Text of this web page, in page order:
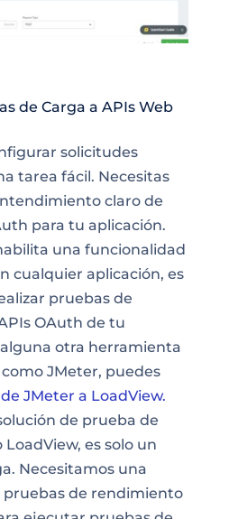
de Carga a APIs Web
solicitudes
tarea fácil. Necesitas
claro de
para tu aplicación.
una funcionalidad
cualquier aplicación, es
pruebas de
OAuth de tu
alguna otra herramienta
JMeter, puedes
JMeter a LoadView.
de prueba de
es solo un
Necesitamos una
pruebas de rendimiento